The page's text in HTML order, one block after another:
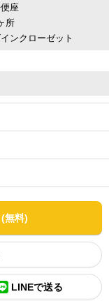
座
所
ンクローゼット
(無料)
LINEで送る